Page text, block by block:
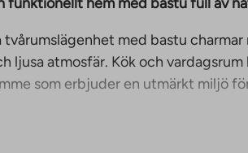
tvårumslägenhet med bastu
ljusa atmosfär. Kök och
som erbjuder en utmärkt miljö
har utgång till en rymlig balkong i